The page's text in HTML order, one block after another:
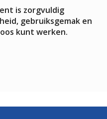
is zorgvuldig
gebruiksgemak en
kunt werken.